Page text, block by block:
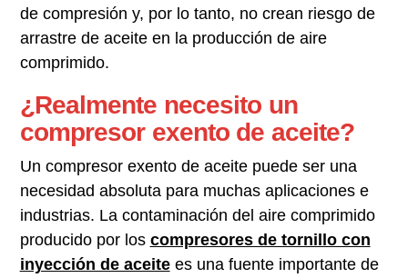
de compresión y, por lo tanto, no crean riesgo de
arrastre de aceite en la producción de aire
comprimido.
¿Realmente necesito un
compresor exento de aceite?
Un compresor exento de aceite puede ser una
necesidad absoluta para muchas aplicaciones e
industrias. La contaminación del aire comprimido
producido por los compresores de tornillo con
inyección de aceitees una fuente importante de